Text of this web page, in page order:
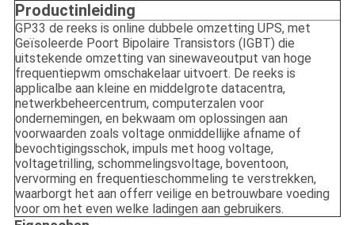
Productinleiding
GP33 de reeks is online dubbele omzetting UPS, met
Geïsoleerde Poort Bipolaire Transistors (IGBT) die
uitstekende omzetting van sinewaveoutput van hoge
frequentiepwm omschakelaar uitvoert. De reeks is
applicalbe aan kleine en middelgrote datacentra,
netwerkbeheercentrum, computerzalen voor
ondernemingen, en bekwaam om oplossingen aan
voorwaarden zoals voltage onmiddellijke afname of
bevochtigingsschok, impuls met hoog voltage,
voltagetrilling, schommelingsvoltage, boventoon,
vervorming en frequentieschommeling te verstrekken,
waarborgt het aan offerr veilige en betrouwbare voeding
voor om het even welke ladingen aan gebruikers.